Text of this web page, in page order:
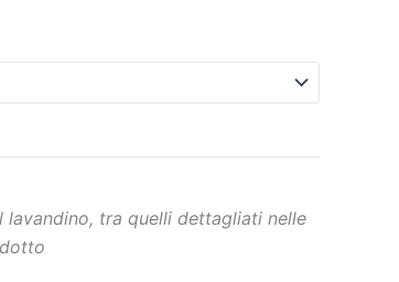
tra quelli dettagliati nelle